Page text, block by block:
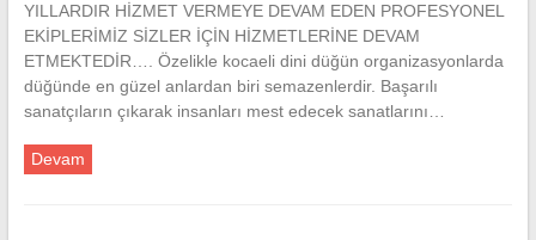
YILLARDIR HİZMET VERMEYE DEVAM EDEN PROFESYONEL
EKİPLERİMİZ SİZLER İÇİN HİZMETLERİNE DEVAM
ETMEKTEDİR…. Özelikle kocaeli dini düğün organizasyonlarda
düğünde en güzel anlardan biri semazenlerdir. Başarılı
sanatçıların çıkarak insanları mest edecek sanatlarını…
Devam